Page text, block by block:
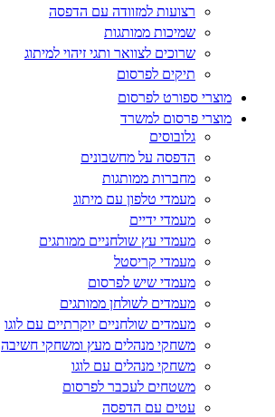
רצועות למזוודה עם הדפסה
שמיכות ממותגות
שרוכים לצוואר ותגי זיהוי למיתוג
תיקים לפרסום
מוצרי ספורט לפרסום
מוצרי פרסום למשרד
גלובוסים
הדפסה על מחשבונים
מחברות ממותגות
מעמדי טלפון עם מיתוג
מעמדי ידיים
מעמדי עץ שולחניים ממותגים
מעמדי קריסטל
מעמדי שיש לפרסום
מעמדים לשולחן ממותגים
מעמדים שולחניים יוקרתיים עם לוגו
משחקי מנהלים מעץ ומשחקי חשיבה
משחקי מנהלים עם לוגו
משטחים לעכבר לפרסום
עטים עם הדפסה